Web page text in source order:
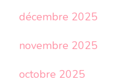
décembre 2025
novembre 2025
octobre 2025